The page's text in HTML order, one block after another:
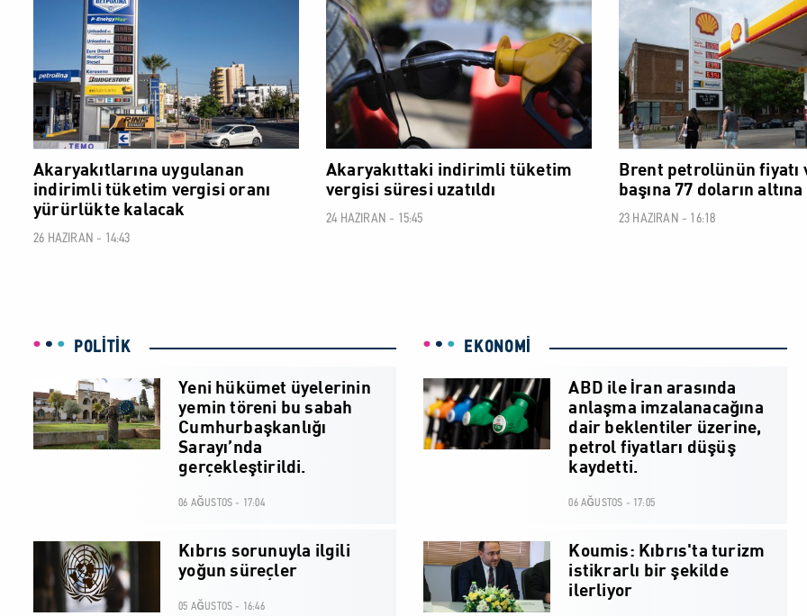
Akaryakıtlarına uygulanan
indirimli tüketim vergisi oranı
yürürlükte kalacak
26 HAZIRAN - 14:43
EKONOMİ
Akaryakıttaki indirimli tüketim
vergisi süresi uzatıldı
24 HAZIRAN - 15:45
Brent petrolünün fiyatı
başına 77 doların
23 HAZIRAN - 16:18
POLİTİK
Yeni hükümet üyelerinin
yemin töreni bu sabah
Cumhurbaşkanlığı
Sarayı’nda
gerçekleştirildi.
06 AĞUSTOS - 17:04
Kıbrıs sorunuyla ilgili
yoğun süreçler
05 AĞUSTOS - 16:46
EKONOMİ
ABD ile İran arasında
anlaşma imzalanacağına
dair beklentiler üzerine,
petrol fiyatları düşüş
kaydetti.
06 AĞUSTOS - 17:05
Koumis: Kıbrıs'ta turizm
istikrarlı bir şekilde
ilerliyor